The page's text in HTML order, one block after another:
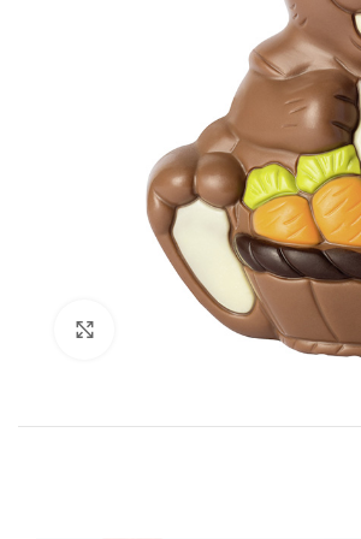
Click to enlarge